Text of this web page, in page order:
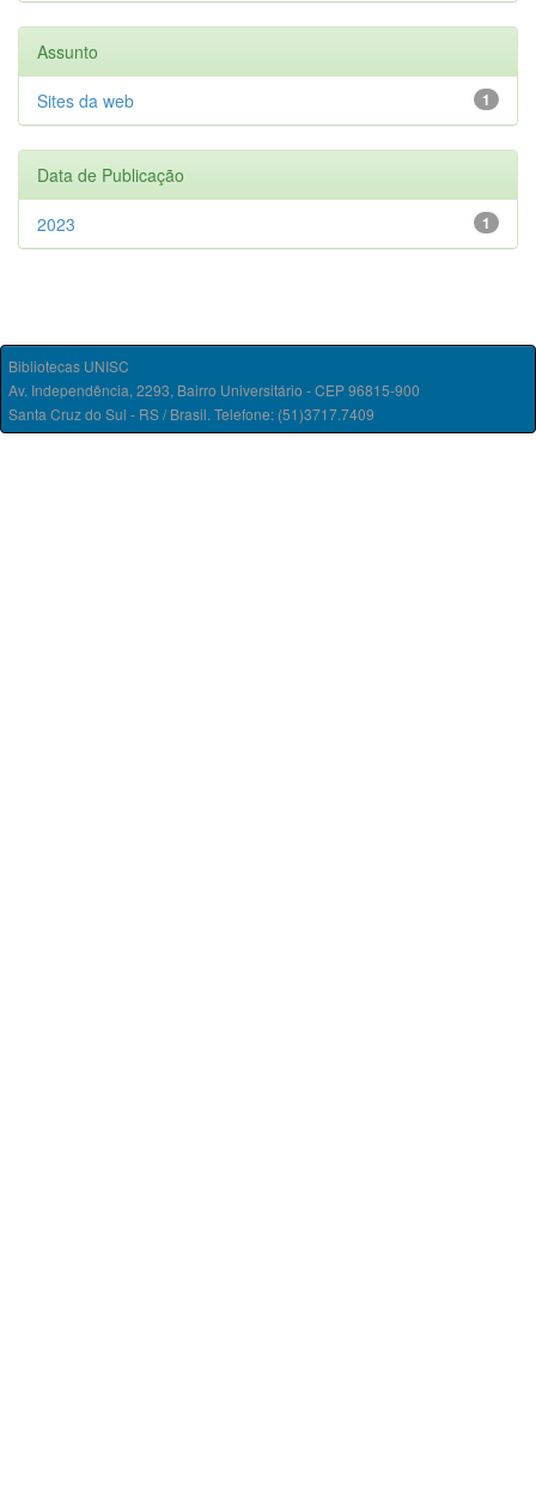
Assunto
1
Sites da web
Data de Publicação
1
2023
Bibliotecas UNISC
Av. Independência, 2293, Bairro Universitário - CEP 96815-900
Santa Cruz do Sul - RS / Brasil. Telefone: (51)3717.7409